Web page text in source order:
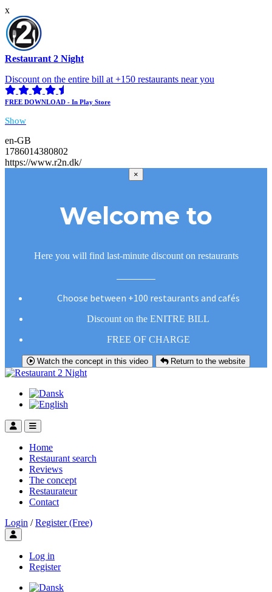
x
Restaurant 2 Night
Discount on the entire bill at +150 restaurants near you
FREE DOWNLOAD - In Play Store
Show
en-GB
1786014380802
https://www.r2n.dk/
×
Welcome to
Here you will find last-minute discount on restaurants
Choose between +100 restaurants and cafés
Discount on the ENITRE BILL
FREE OF CHARGE
Watch the concept in this video Return to the website
Home
Restaurant search
Reviews
The concept
Restaurateur
Contact
Login / Register (Free)
Toggle user menu
Log in
Register